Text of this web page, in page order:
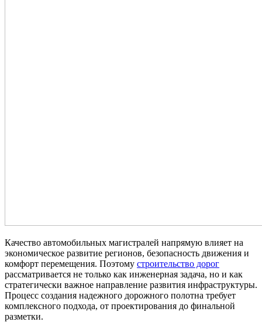
Качество автомобильных магистралей напрямую влияет на
экономическое развитие регионов, безопасность движения и
комфорт перемещения. Поэтому строительство дорог
рассматривается не только как инженерная задача, но и как
стратегически важное направление развития инфраструктуры.
Процесс создания надежного дорожного полотна требует
комплексного подхода, от проектирования до финальной
разметки.